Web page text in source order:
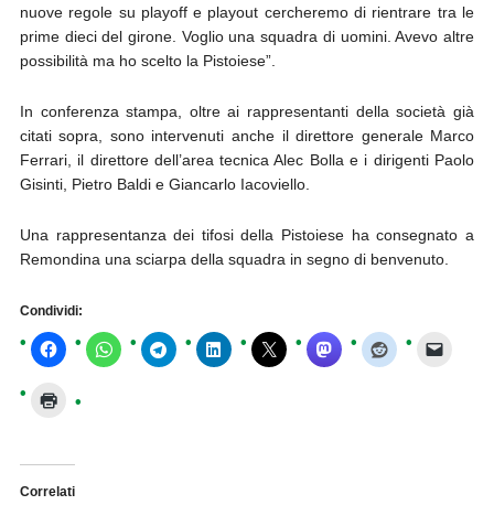
nuove regole su playoff e playout cercheremo di rientrare tra le
prime dieci del girone. Voglio una squadra di uomini. Avevo altre
possibilità ma ho scelto la Pistoiese”.
In conferenza stampa, oltre ai rappresentanti della società già
citati sopra, sono intervenuti anche il direttore generale Marco
Ferrari, il direttore dell’area tecnica Alec Bolla e i dirigenti Paolo
Gisinti, Pietro Baldi e Giancarlo Iacoviello.
Una rappresentanza dei tifosi della Pistoiese ha consegnato a
Remondina una sciarpa della squadra in segno di benvenuto.
Condividi:
Correlati